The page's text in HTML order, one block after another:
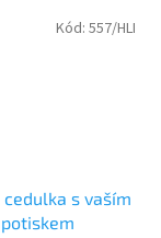
cedulka s vaším
Kód:557/HLI